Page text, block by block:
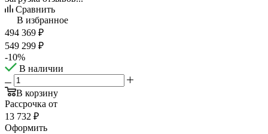
Сравнить
В избранное
494 369 ₽
549 299 ₽
-10%
В наличии
В корзину
Рассрочка от
13 732 ₽
Оформить